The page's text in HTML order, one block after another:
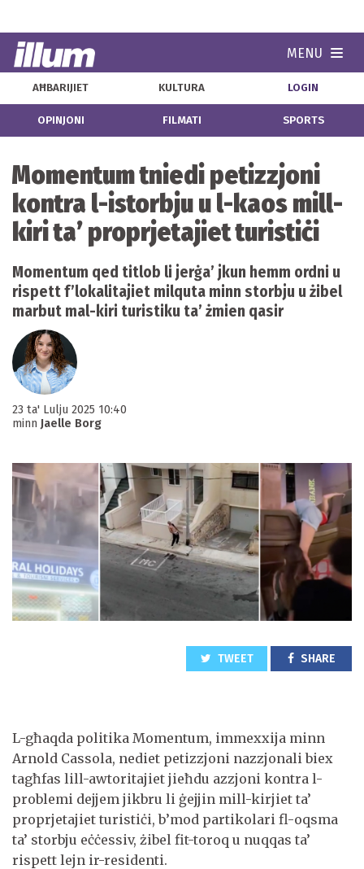
MENU
AĦBARIJIET KULTURA LOGIN
OPINJONI FILMATI SPORTS
Momentum tniedi petizzjoni
kontra l-istorbju u l-kaos mill-
kiri ta’ proprjetajiet turistiċi
Momentum qed titlob li jerġa’ jkun hemm ordni u
rispett f’lokalitajiet milquta minn storbju u żibel
marbut mal-kiri turistiku ta’ żmien qasir
23 ta' Lulju 2025 10:40
minn Jaelle Borg
TWEET SHARE
L-għaqda politika Momentum, immexxija minn
Arnold Cassola, nediet petizzjoni nazzjonali biex
tagħfas lill-awtoritajiet jieħdu azzjoni kontra l-
problemi dejjem jikbru li ġejjin mill-kirjiet ta’
proprjetajiet turistiċi, b’mod partikolari fl-oqsma
ta’ storbju eċċessiv, żibel fit-toroq u nuqqas ta’
rispett lejn ir-residenti.